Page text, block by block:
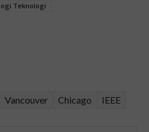
Teknologi
Vancouver Chicago
IEEE